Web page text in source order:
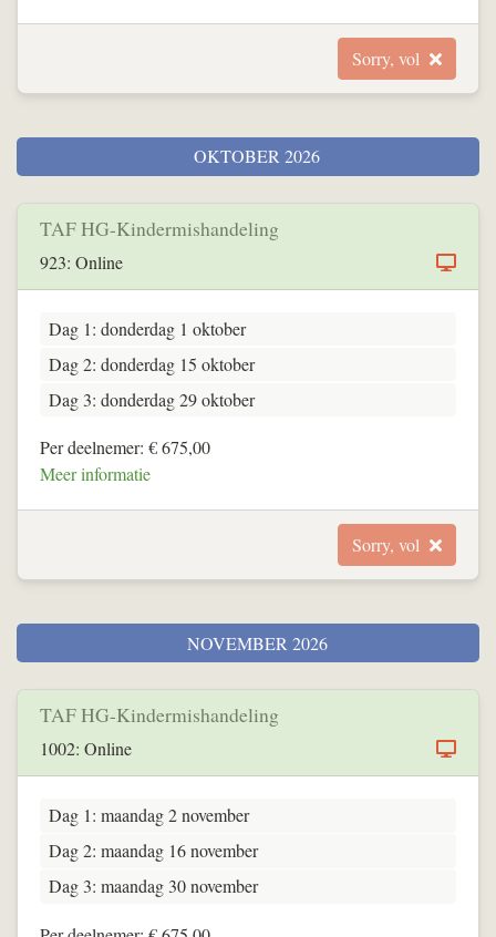
Sorry, vol
OKTOBER 2026
TAF HG-Kindermishandeling
923: Online
Dag 1: donderdag 1 oktober
Dag 2: donderdag 15 oktober
Dag 3: donderdag 29 oktober
Per deelnemer: € 675,00
Meer informatie
Sorry, vol
NOVEMBER 2026
TAF HG-Kindermishandeling
1002: Online
Dag 1: maandag 2 november
Dag 2: maandag 16 november
Dag 3: maandag 30 november